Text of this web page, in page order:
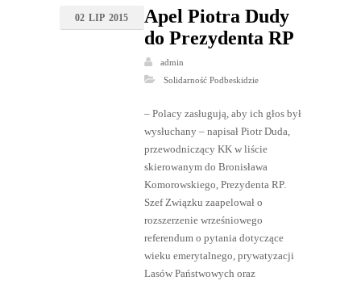
02 LIP 2015
Apel Piotra Dudy
do Prezydenta RP
admin
Solidarność Podbeskidzie
– Polacy zasługują, aby ich głos był
wysłuchany – napisał Piotr Duda,
przewodniczący KK w liście
skierowanym do Bronisława
Komorowskiego, Prezydenta RP.
Szef Związku zaapelował o
rozszerzenie wrześniowego
referendum o pytania dotyczące
wieku emerytalnego, prywatyzacji
Lasów Państwowych oraz